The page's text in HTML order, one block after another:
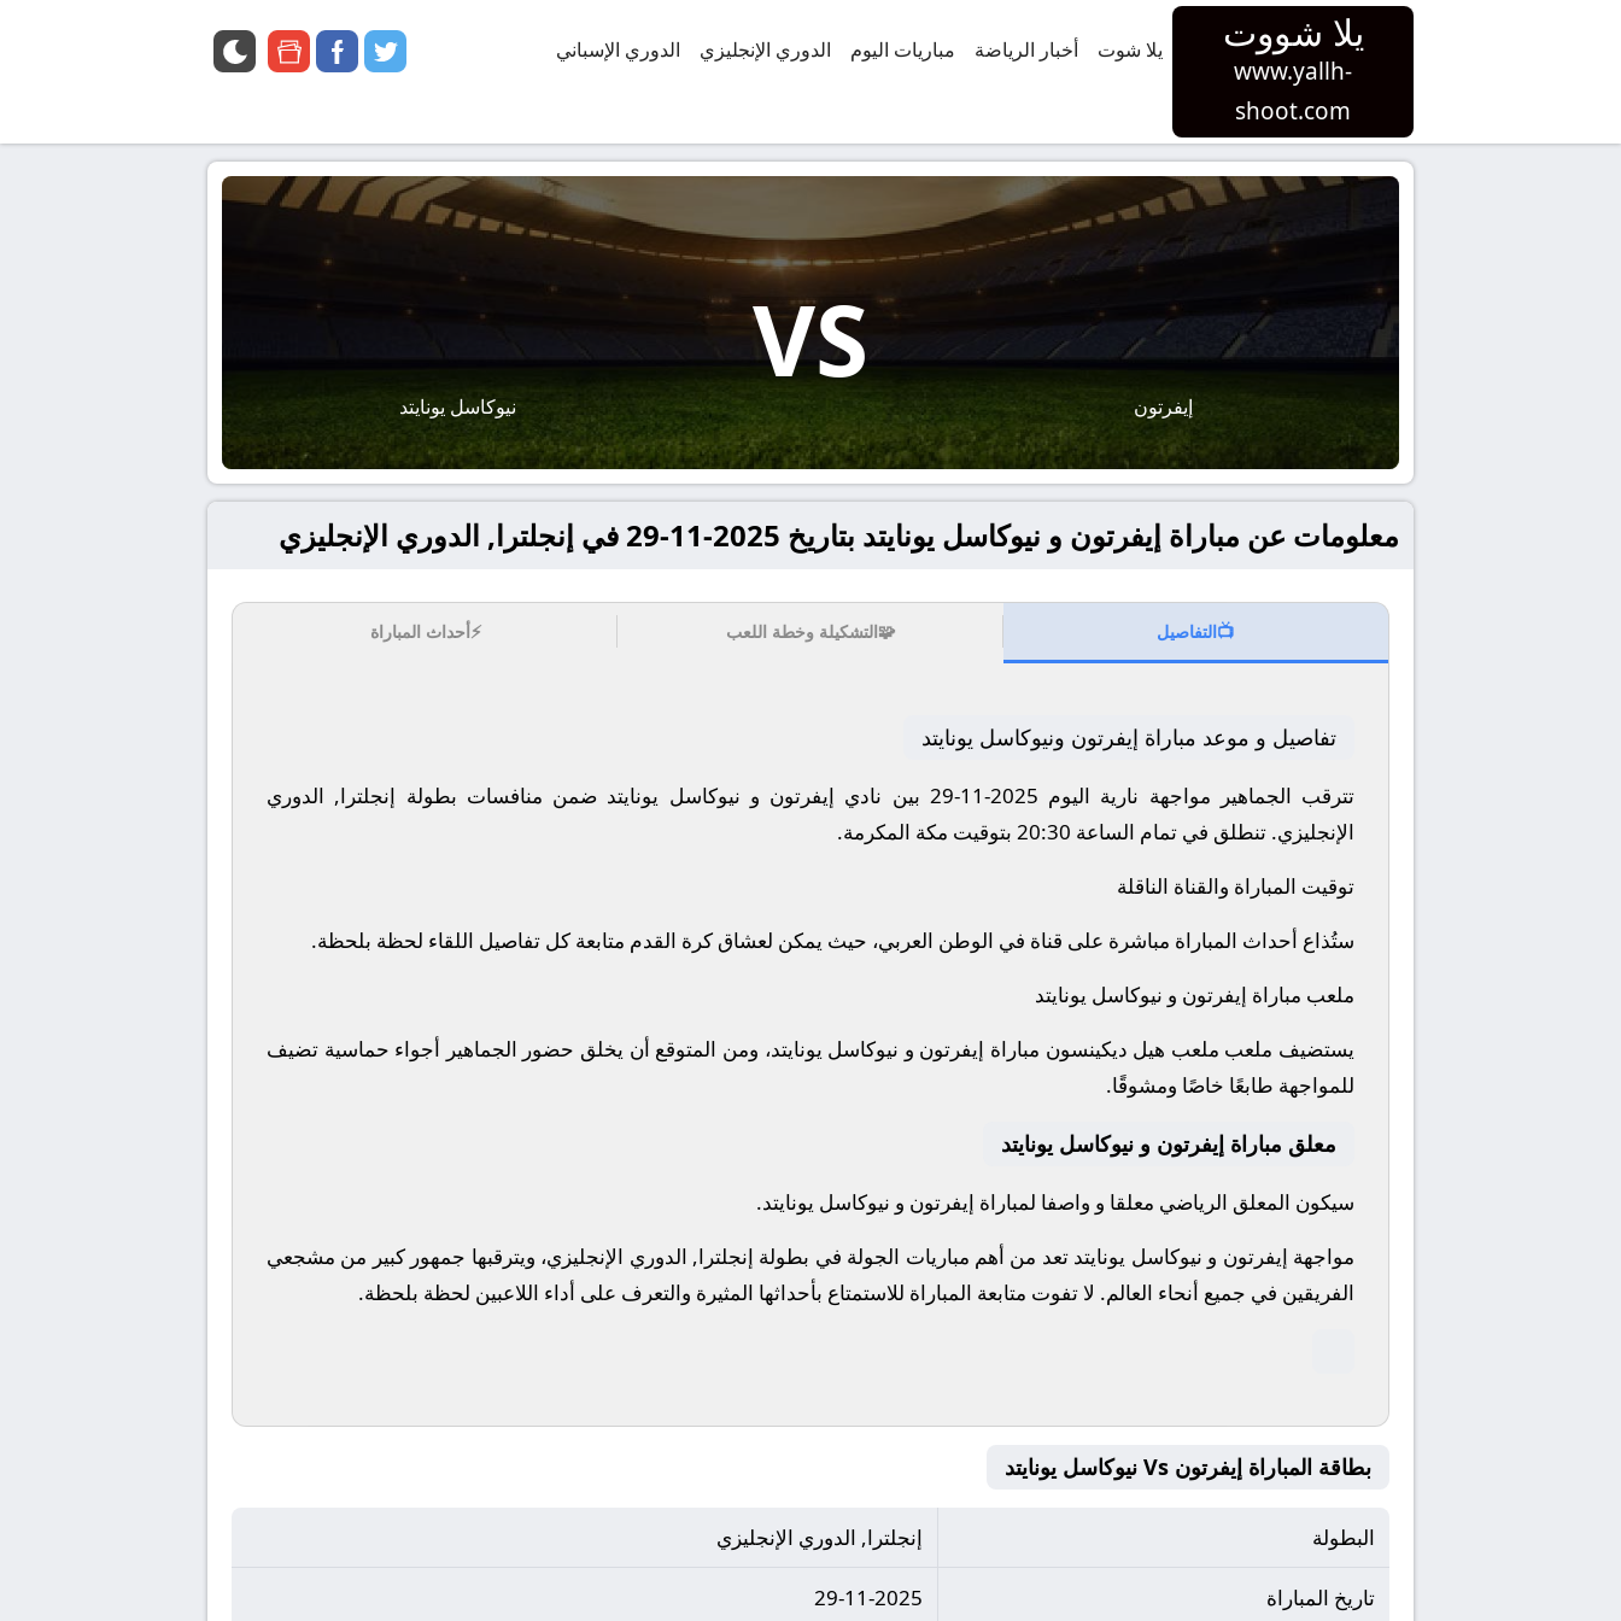
يلا شووت
www.yallh-
shoot.com
يلا شوت أخبار الرياضة مباريات اليوم الدوري الإنجليزي الدوري الإسباني twitter
facebook
google
إيفرتون
VS
نيوكاسل يونايتد
معلومات عن مباراة إيفرتون و نيوكاسل يونايتد بتاريخ 2025-11-29 في إنجلترا, الدوري الإنجليزي
📺التفاصيل 🧩التشكيلة وخطة اللعب ⚡أحداث المباراة
تفاصيل و موعد مباراة إيفرتون ونيوكاسل يونايتد
تترقب الجماهير مواجهة نارية اليوم 2025-11-29 بين نادي إيفرتون و نيوكاسل يونايتد ضمن منافسات بطولة إنجلترا, الدوري
الإنجليزي. تنطلق في تمام الساعة 20:30 بتوقيت مكة المكرمة.
توقيت المباراة والقناة الناقلة
ستُذاع أحداث المباراة مباشرة على قناة في الوطن العربي، حيث يمكن لعشاق كرة القدم متابعة كل تفاصيل اللقاء لحظة بلحظة.
ملعب مباراة إيفرتون و نيوكاسل يونايتد
يستضيف ملعب ملعب هيل ديكينسون مباراة إيفرتون و نيوكاسل يونايتد، ومن المتوقع أن يخلق حضور الجماهير أجواء حماسية تضيف
للمواجهة طابعًا خاصًا ومشوقًا.
معلق مباراة إيفرتون و نيوكاسل يونايتد
سيكون المعلق الرياضي معلقا و واصفا لمباراة إيفرتون و نيوكاسل يونايتد.
مواجهة إيفرتون و نيوكاسل يونايتد تعد من أهم مباريات الجولة في بطولة إنجلترا, الدوري الإنجليزي، ويترقبها جمهور كبير من مشجعي
الفريقين في جميع أنحاء العالم. لا تفوت متابعة المباراة للاستمتاع بأحداثها المثيرة والتعرف على أداء اللاعبين لحظة بلحظة.
بطاقة المباراة إيفرتون Vs نيوكاسل يونايتد
البطولة إنجلترا, الدوري الإنجليزي
تاريخ المباراة 29-11-2025